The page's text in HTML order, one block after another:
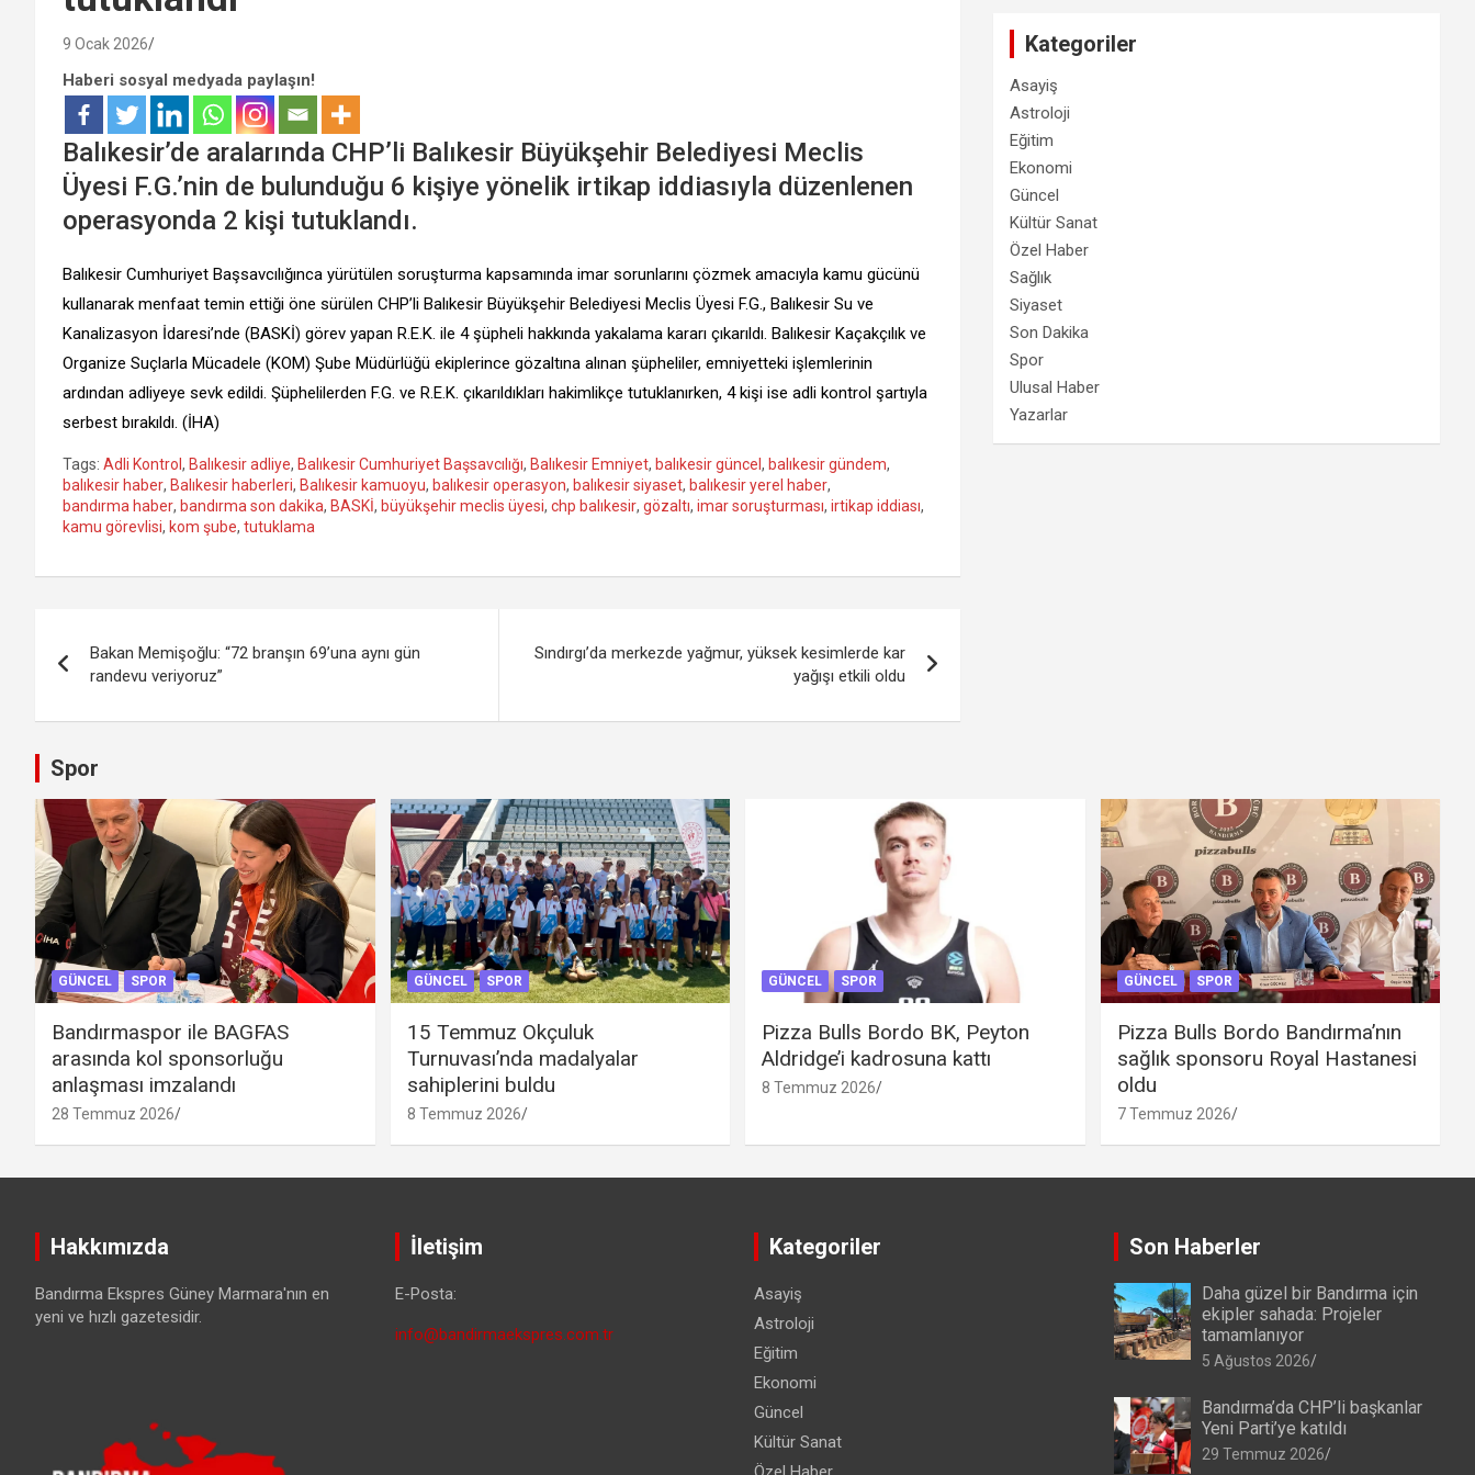
9 Ocak 2026
Haberi sosyal medyada paylaşın!
Balıkesir’de aralarında CHP’li Balıkesir Büyükşehir Belediyesi Meclis
Üyesi F.G.’nin de bulunduğu 6 kişiye yönelik irtikap iddiasıyla düzenlenen
operasyonda 2 kişi tutuklandı.
Balıkesir Cumhuriyet Başsavcılığınca yürütülen soruşturma kapsamında imar sorunlarını çözmek amacıyla kamu gücünü
kullanarak menfaat temin ettiği öne sürülen CHP’li Balıkesir Büyükşehir Belediyesi Meclis Üyesi F.G., Balıkesir Su ve
Kanalizasyon İdaresi’nde (BASKİ) görev yapan R.E.K. ile 4 şüpheli hakkında yakalama kararı çıkarıldı. Balıkesir Kaçakçılık ve
Organize Suçlarla Mücadele (KOM) Şube Müdürlüğü ekiplerince gözaltına alınan şüpheliler, emniyetteki işlemlerinin
ardından adliyeye sevk edildi. Şüphelilerden F.G. ve R.E.K. çıkarıldıkları hakimlikçe tutuklanırken, 4 kişi ise adli kontrol şartıyla
serbest bırakıldı. (İHA)
Tags: Adli Kontrol , Balıkesir adliye, Balıkesir Cumhuriyet Başsavcılığı, Balıkesir Emniyet, balıkesir güncel , balıkesir gündem,
balıkesir haber, Balıkesir haberleri, Balıkesir kamuoyu, balıkesir operasyon, balıkesir siyaset, balıkesir yerel haber,
bandırma haber, bandırma son dakika, BASKİ, büyükşehir meclis üyesi, chp balıkesir, gözaltı, imar soruşturması, irtikap iddiası,
kamu görevlisi, kom şube, tutuklama
gezinmesi
Bakan Memişoğlu: “72 branşın 69’una aynı gün
randevu veriyoruz”
Sındırgı’da merkezde yağmur, yüksek kesimlerde kar
yağışı etkili oldu
Kategoriler
Asayiş
Astroloji
Eğitim
Ekonomi
Güncel
Kültür Sanat
Özel Haber
Sağlık
Siyaset
Son Dakika
Spor
Ulusal Haber
Yazarlar
Spor
GÜNCEL SPOR
Bandırmaspor ile BAGFAS
arasında kol sponsorluğu
anlaşması imzalandı
28 Temmuz 2026
GÜNCEL SPOR
15 Temmuz Okçuluk
Turnuvası’nda madalyalar
sahiplerini buldu
8 Temmuz 2026
GÜNCEL SPOR
Pizza Bulls Bordo BK, Peyton
Aldridge’i kadrosuna kattı
8 Temmuz 2026
GÜNCEL SPOR
Pizza Bulls Bordo Bandırma’nın
sağlık sponsoru Royal Hastanesi
oldu
7 Temmuz 2026
Hakkımızda
Bandırma Ekspres Güney Marmara'nın en
yeni ve hızlı gazetesidir.
İletişim
E-Posta:
info@bandirmaekspres.com.tr
Kategoriler
Asayiş
Astroloji
Eğitim
Ekonomi
Güncel
Kültür Sanat
Son Haberler
Daha güzel bir Bandırma için
ekipler sahada: Projeler
tamamlanıyor
5 Ağustos 2026
Bandırma’da CHP’li başkanlar
Yeni Parti’ye katıldı
29 Temmuz 2026